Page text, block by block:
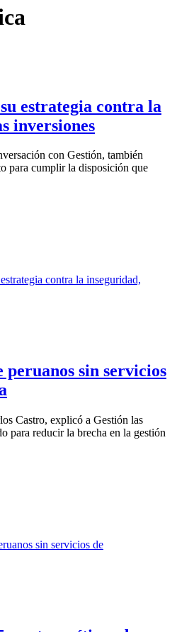
estrategia contra la
inversiones
con Gestión, también
para cumplir la disposición que
peruanos sin servicios
Castro, explicó a Gestión las
para reducir la brecha en la gestión